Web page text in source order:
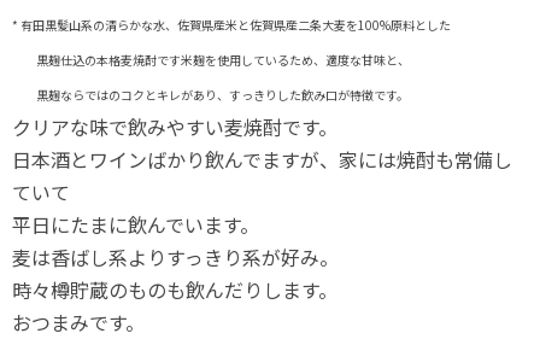
* 有田黒髪山系の清らかな水、佐賀県産米と佐賀県産二条大麦を100%原料とした
黒麹仕込の本格麦焼酎です米麹を使用しているため、適度な甘味と、
黒麹ならではのコクとキレがあり、すっきりした飲み口が特徴です。
クリアな味で飲みやすい麦焼酎です。
日本酒とワインばかり飲んでますが、家には焼酎も常備し
ていて
平日にたまに飲んでいます。
麦は香ばし系よりすっきり系が好み。
時々樽貯蔵のものも飲んだりします。
おつまみです。